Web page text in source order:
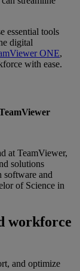
essential tools
digital
ONE,
with ease.
at TeamViewer,
solutions
software and
of Science in
workforce
and optimize